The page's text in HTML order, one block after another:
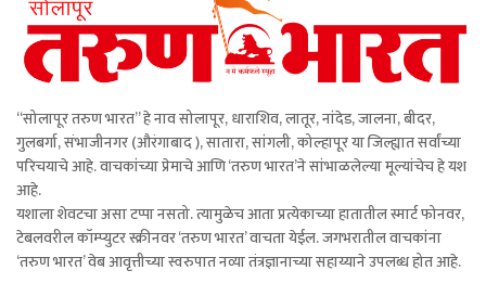
“सोलापूर तरुण भारत” हे नाव सोलापूर, धाराशिव, लातूर, नांदेड, जालना, बीदर,
गुलबर्गा, संभाजीनगर (औरंगाबाद ), सातारा, सांगली, कोल्हापूर या जिल्ह्यात सर्वांच्या
परिचयाचे आहे. वाचकांच्या प्रेमाचे आणि ‘तरुण भारत’ने सांभाळलेल्या मूल्यांचेच हे यश
आहे.
यशाला शेवटचा असा टप्पा नसतो. त्यामुळेच आता प्रत्येकाच्या हातातील स्मार्ट फोनवर,
टेबलवरील कॉम्प्युटर स्क्रीनवर ‘तरुण भारत’ वाचता येईल. जगभरातील वाचकांना
‘तरुण भारत’ वेब आवृत्तीच्या स्वरुपात नव्या तंत्रज्ञानाच्या सहाय्याने उपलब्ध होत आहे.